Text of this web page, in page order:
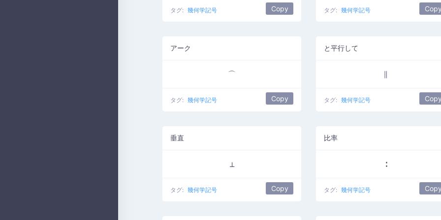
タグ: 幾何学記号 Copy タグ: 幾何学記号 Copy
アーク
⌒
タグ: 幾何学記号 Copy
と平行して
∥
タグ: 幾何学記号 Copy
垂直
⊥
タグ: 幾何学記号 Copy
比率
∶
タグ: 幾何学記号 Copy